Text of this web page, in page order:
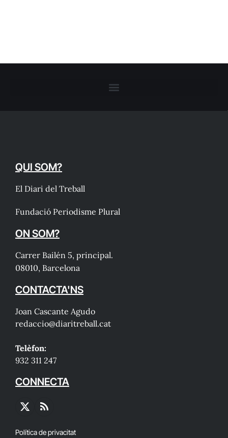
QUI SOM?
El Diari del Treball
Fundació Periodisme Plural
ON SOM?
Carrer Bailén 5, principal.
08010, Barcelona
CONTACTA'NS
Joan Cascante Agudo
redaccio@diaritreball.cat
Telèfon:
932 311 247
CONNECTA
X
RSS
Política de privacitat